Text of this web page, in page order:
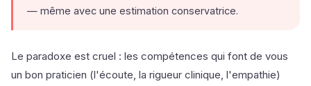
— même avec une estimation conservatrice.
Le paradoxe est cruel : les compétences qui font de vous
un bon praticien (l'écoute, la rigueur clinique, l'empathie)